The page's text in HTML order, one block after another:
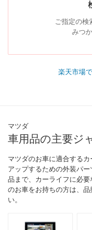
ご指定の検
みつ
楽天市場
マツダ
車用品の主要ジ
マツダのお車に適合する
アップするための外装パ
品まで、カーライフに必
のお車をお持ちの方は、
い。